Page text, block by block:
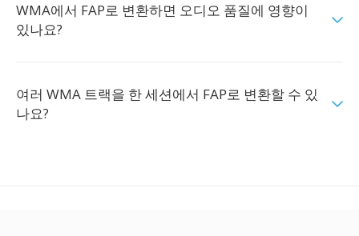
WMA에서 FAP로 변환하면 오디오 품질에 영향이
있나요?
여러 WMA 트랙을 한 세션에서 FAP로 변환할 수 있
나요?